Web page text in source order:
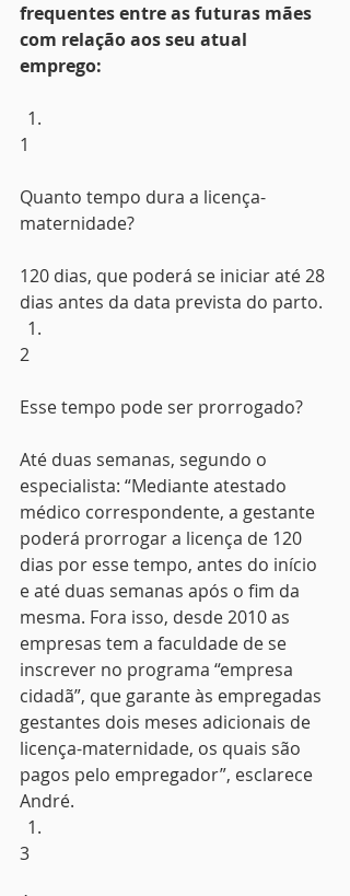
frequentes entre as futuras mães
com relação aos seu atual
emprego:
1
Quanto tempo dura a licença-
maternidade?
120 dias, que poderá se iniciar até 28
dias antes da data prevista do parto.
2
Esse tempo pode ser prorrogado?
Até duas semanas, segundo o
especialista: “Mediante atestado
médico correspondente, a gestante
poderá prorrogar a licença de 120
dias por esse tempo, antes do início
e até duas semanas após o fim da
mesma. Fora isso, desde 2010 as
empresas tem a faculdade de se
inscrever no programa “empresa
cidadã”, que garante às empregadas
gestantes dois meses adicionais de
licença-maternidade, os quais são
pagos pelo empregador”, esclarece
André.
3